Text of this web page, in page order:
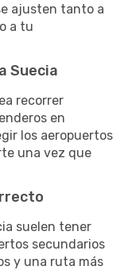
ajusten tanto a
a tu
Suecia
recorrer
en
los aeropuertos
una vez que
suelen tener
secundarios
y una ruta más